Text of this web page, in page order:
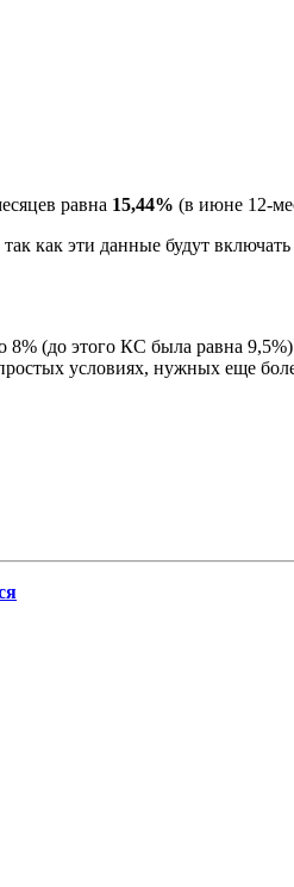
равна 15,44% (в июне 12-
как эти данные будут
(до этого КС была равна
условиях, нужных еще